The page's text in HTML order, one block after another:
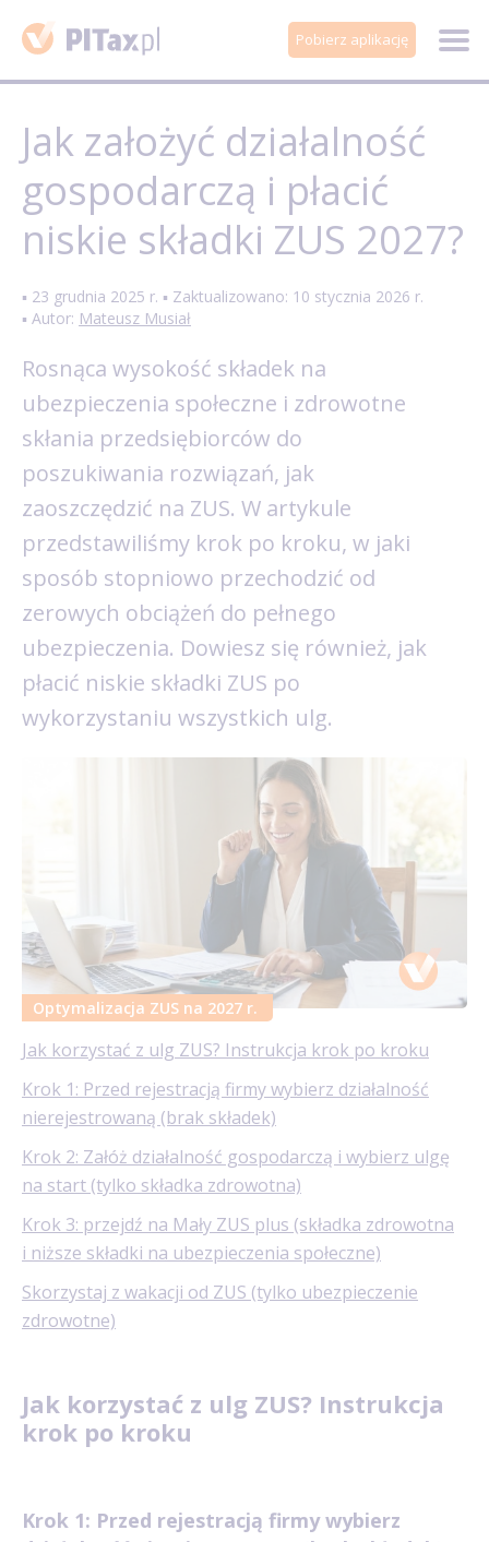
Pobierz aplikację
Jak założyć działalność
gospodarczą i płacić
niskie składki ZUS 2027?
▪ 23 grudnia 2025 r. ▪ Zaktualizowano: 10 stycznia 2026 r.
▪ Autor: Mateusz Musiał
Rosnąca wysokość składek na
ubezpieczenia społeczne i zdrowotne
skłania przedsiębiorców do
poszukiwania rozwiązań, jak
zaoszczędzić na ZUS. W artykule
przedstawiliśmy krok po kroku, w jaki
sposób stopniowo przechodzić od
zerowych obciążeń do pełnego
ubezpieczenia. Dowiesz się również, jak
płacić niskie składki ZUS po
wykorzystaniu wszystkich ulg.
Optymalizacja ZUS na 2027 r.
Jak korzystać z ulg ZUS? Instrukcja krok po kroku
Krok 1: Przed rejestracją firmy wybierz działalność
nierejestrowaną (brak składek)
Krok 2: Załóż działalność gospodarczą i wybierz ulgę
na start (tylko składka zdrowotna)
Krok 3: przejdź na Mały ZUS plus (składka zdrowotna
i niższe składki na ubezpieczenia społeczne)
Skorzystaj z wakacji od ZUS (tylko ubezpieczenie
zdrowotne)
Jak korzystać z ulg ZUS? Instrukcja
krok po kroku
Krok 1: Przed rejestracją firmy wybierz